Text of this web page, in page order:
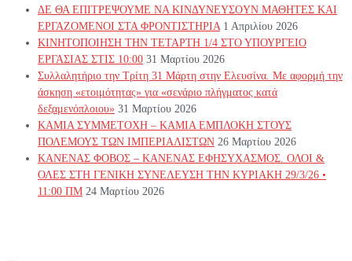
ΔΕ ΘΑ ΕΠΙΤΡΕΨΟΥΜΕ ΝΑ ΚΙΝΔΥΝΕΥΣOYN ΜΑΘΗΤΕΣ ΚΑΙ
ΕΡΓΑΖΟΜΕΝΟΙ ΣΤΑ ΦΡΟΝΤΙΣΤΗΡΙΑ 1 Απριλίου 2026
ΚΙΝΗΤΟΠΟΙΗΣΗ ΤΗΝ ΤΕΤΑΡΤΗ 1/4 ΣΤΟ ΥΠΟΥΡΓΕΙΟ
ΕΡΓΑΣΙΑΣ ΣΤΙΣ 10:00 31 Μαρτίου 2026
Συλλαλητήριο την Τρίτη 31 Μάρτη στην Ελευσίνα. Με αφορμή την
άσκηση «ετοιμότητας» για «σενάριο πλήγματος κατά
δεξαμενόπλοιου» 31 Μαρτίου 2026
ΚΑΜΙΑ ΣΥΜΜΕΤΟΧΗ – ΚΑΜΙΑ ΕΜΠΛΟΚΗ ΣΤΟΥΣ
ΠΟΛΕΜΟΥΣ ΤΩΝ ΙΜΠΕΡΙΑΛΙΣΤΩΝ 26 Μαρτίου 2026
ΚΑΝΕΝΑΣ ΦΟΒΟΣ – ΚΑΝΕΝΑΣ ΕΦΗΣΥΧΑΣΜΟΣ. ΟΛΟΙ &
ΟΛΕΣ ΣΤΗ ΓΕΝΙΚΗ ΣΥΝΕΛΕΥΣΗ ΤΗΝ ΚΥΡΙΑΚΗ 29/3/26 •
11:00 ΠΜ 24 Μαρτίου 2026